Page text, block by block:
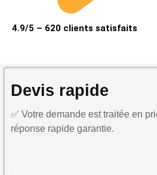
4.9/5 – 620 clients satisfaits
Devis rapide
✅ Votre demande est traitée en
réponse rapide garantie.